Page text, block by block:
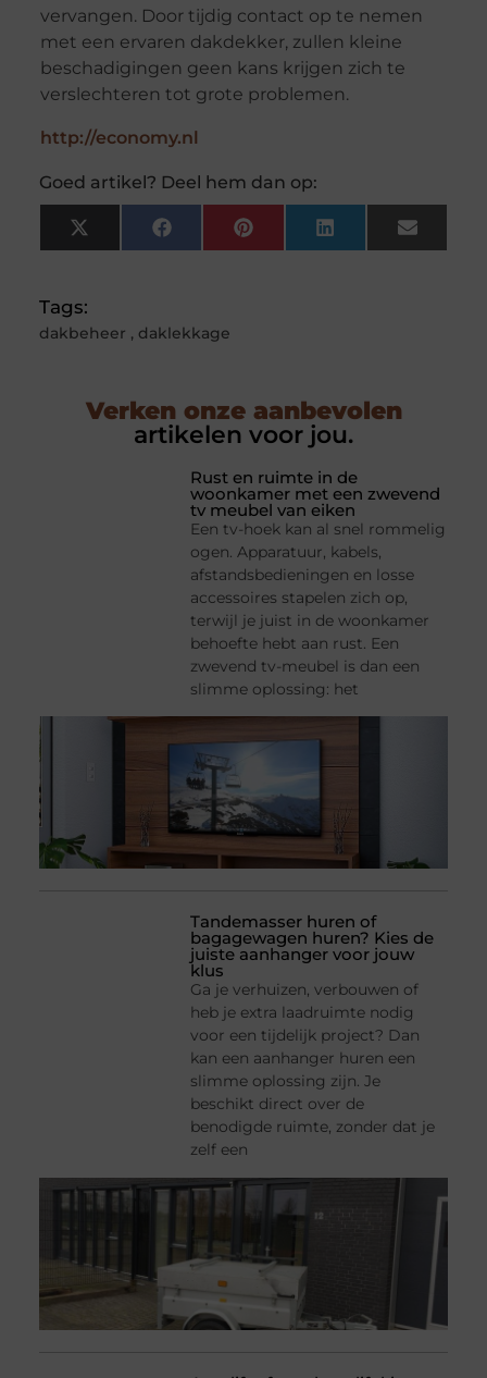
vervangen. Door tijdig contact op te nemen
met een ervaren dakdekker, zullen kleine
beschadigingen geen kans krijgen zich te
verslechteren tot grote problemen.
http://economy.nl
Goed artikel? Deel hem dan op:
X
(Twitter)
FacebookPinterestLinkedInEmail
Tags:
dakbeheer , daklekkage
Verken onze aanbevolen
artikelen voor jou.
Rust en ruimte in de
woonkamer met een zwevend
tv meubel van eiken
Een tv-hoek kan al snel rommelig
ogen. Apparatuur, kabels,
afstandsbedieningen en losse
accessoires stapelen zich op,
terwijl je juist in de woonkamer
behoefte hebt aan rust. Een
zwevend tv-meubel is dan een
slimme oplossing: het
Tandemasser huren of
bagagewagen huren? Kies de
juiste aanhanger voor jouw
klus
Ga je verhuizen, verbouwen of
heb je extra laadruimte nodig
voor een tijdelijk project? Dan
kan een aanhanger huren een
slimme oplossing zijn. Je
beschikt direct over de
benodigde ruimte, zonder dat je
zelf een